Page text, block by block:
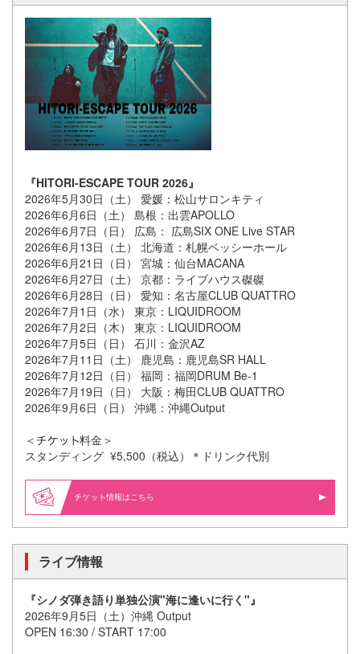
『HITORI-ESCAPE TOUR 2026』
2026年5月30日（土） 愛媛：松山サロンキティ
2026年6月6日（土） 島根：出雲APOLLO
2026年6月7日（日） 広島： 広島SIX ONE Live STAR
2026年6月13日（土） 北海道：札幌ベッシーホール
2026年6月21日（日） 宮城：仙台MACANA
2026年6月27日（土） 京都：ライブハウス磔磔
2026年6月28日（日） 愛知：名古屋CLUB QUATTRO
2026年7月1日（水） 東京：LIQUIDROOM
2026年7月2日（木） 東京：LIQUIDROOM
2026年7月5日（日） 石川：金沢AZ
2026年7月11日（土） 鹿児島：鹿児島SR HALL
2026年7月12日（日） 福岡：福岡DRUM Be-1
2026年7月19日（日） 大阪：梅田CLUB QUATTRO
2026年9月6日（日） 沖縄：沖縄Output
＜
料金＞
スタンディング ¥5,500（税込）＊ドリンク代別
情報はこちら
ライブ情報
『シノダ弾き語り単独公演"海に逢いに行く"』
2026年9月5日（土）沖縄 Output
OPEN 16:30 / START 17:00